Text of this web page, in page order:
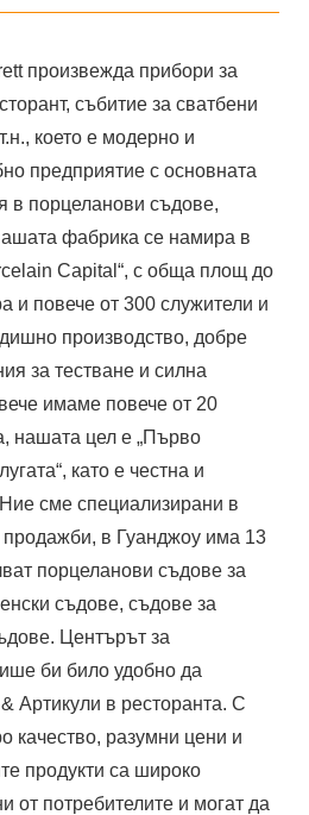
произвежда прибори за
събитие за сватбени
което е модерно и
предприятие с основната
в порцеланови съдове,
фабрика се намира в
Capital“, с обща площ до
и повече от 300 служители и
производство, добре
за тестване и силна
имаме повече от 20
нашата цел е „Първо
като е честна и
сме специализирани в
в Гуанджоу има 13
порцеланови съдове за
съдове, съдове за
Центърът за
би било удобно да
Артикули в ресторанта. С
качество, разумни цени и
продукти са широко
от потребителите и могат да